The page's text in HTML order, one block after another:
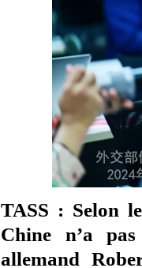
TASS : Selon
Chine n’a
allemand